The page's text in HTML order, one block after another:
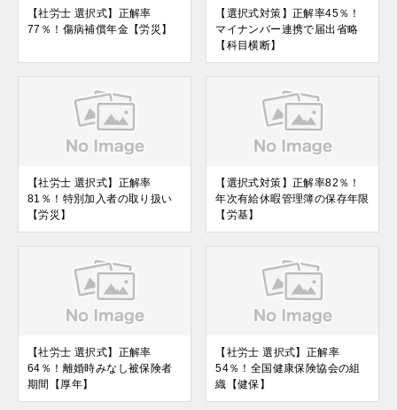
【社労士 選択式】正解率
77％！傷病補償年金【労災】
【選択式対策】正解率45％！
マイナンバー連携で届出省略
【科目横断】
【社労士 選択式】正解率
81％！特別加入者の取り扱い
【労災】
【選択式対策】正解率82％！
年次有給休暇管理簿の保存年限
【労基】
【社労士 選択式】正解率
64％！離婚時みなし被保険者
期間【厚年】
【社労士 選択式】正解率
54％！全国健康保険協会の組
織【健保】